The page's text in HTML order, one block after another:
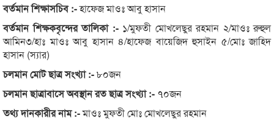
বর্তমান শিক্ষাসচিব :-হাফেজ মাওঃ আবু হাসান
বর্তমান শিক্ষকবৃন্দের তালিকা :-১/মুফতী মোখলেছুর রহমান ২/মাওঃ রুহুল
আমিন৩/হাঃ মাওঃ আবু হাসান ৪/হাফেজ বায়েজিদ হুসাইন ৫/মোঃ জাহিদ
হাসান (স্যার)
চলমান মোট ছাত্র সংখ্যা :-৮০জন
চলমান ছাত্রাবাসে অবস্থান রত ছাত্র সংখ্যা :- ৭০জন
তথ্য দানকারীর নাম :-মাওঃ মুফতী মোঃ মোখলেছুর রহমান